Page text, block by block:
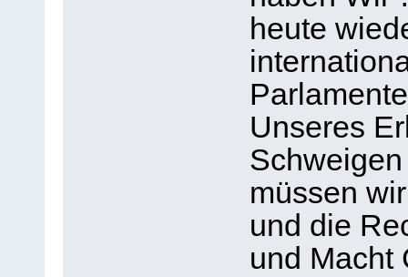
heute
Unseres
müssen
und die
und Macht